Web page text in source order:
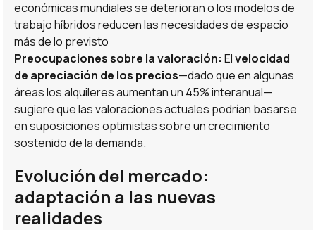
económicas mundiales se deterioran o los modelos de
trabajo híbridos reducen las necesidades de espacio
más de lo previsto
Preocupaciones sobre la valoración: Elvelocidad
de apreciación de los precios—dado que en algunas
áreas los alquileres aumentan un 45% interanual—
sugiere que las valoraciones actuales podrían basarse
en suposiciones optimistas sobre un crecimiento
sostenido de la demanda.
Evolución del mercado:
adaptación a las nuevas
realidades